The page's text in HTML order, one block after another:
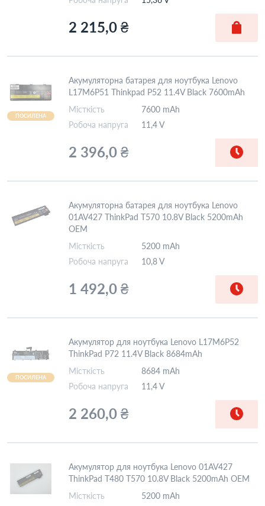
2 215,0 ₴
ПОСИЛЕНА
Акумуляторна батарея для ноутбука Lenovo
L17M6P51 Thinkpad P52 11.4V Black 7600mAh
Місткість
7600 mAh
Робоча напруга
11,4 V
2 396,0 ₴
Акумуляторна батарея для ноутбука Lenovo
01AV427 ThinkPad T570 10.8V Black 5200mAh
OEM
Місткість
5200 mAh
Робоча напруга
10,8 V
1 492,0 ₴
ПОСИЛЕНА
Акумулятор для ноутбука Lenovo L17M6P52
ThinkPad P72 11.4V Black 8684mAh
Місткість
8684 mAh
Робоча напруга
11,4 V
2 260,0 ₴
Акумулятор для ноутбука Lenovo 01AV427
ThinkPad T480 T570 10.8V Black 5200mAh OEM
Місткість
5200 mAh